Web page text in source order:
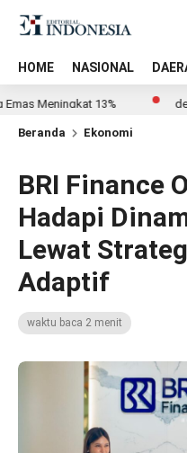
HOME NASIONAL
Meningkat 13%
Beranda Ekonomi
BRI Finance
Hadapi
Lewat
Adaptif
waktu baca 2 menit